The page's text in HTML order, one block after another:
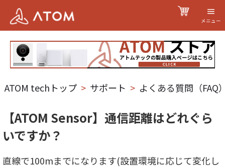
メニュー
ATOM techトップ > サポート > よくある質問（FAQ
【ATOM Sensor】通信距離はどれぐら
いですか？
直線で100mまでになります(設置環境に応じて変化し